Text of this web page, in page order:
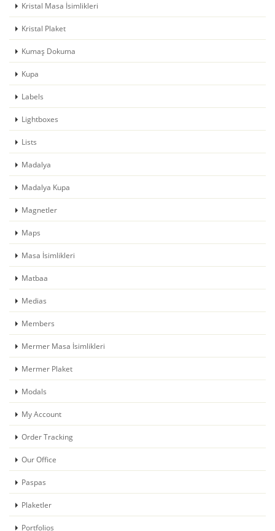
Kristal Masa İsimlikleri
Kristal Plaket
Kumaş Dokuma
Kupa
Labels
Lightboxes
Lists
Madalya
Madalya Kupa
Magnetler
Maps
Masa İsimlikleri
Matbaa
Medias
Members
Mermer Masa İsimlikleri
Mermer Plaket
Modals
My Account
Order Tracking
Our Office
Paspas
Plaketler
Portfolios